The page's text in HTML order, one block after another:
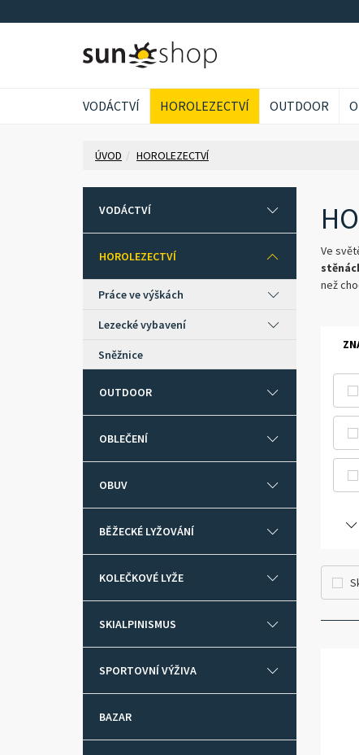
VODÁCTVÍ HOROLEZECTVÍ OUTDOOR
ÚVOD HOROLEZECTVÍ
VODÁCTVÍ
HOROLEZECTVÍ
Práce ve výškách
Lezecké vybavení
Sněžnice
OUTDOOR
OBLEČENÍ
OBUV
BĚŽECKÉ LYŽOVÁNÍ
KOLEČKOVÉ LYŽE
SKIALPINISMUS
SPORTOVNÍ VÝŽIVA
BAZAR
Ve
než